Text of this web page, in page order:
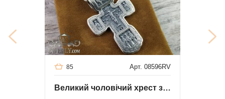
Арт. 08596RV
85
Великий чоловічий хрест з доп. вушком